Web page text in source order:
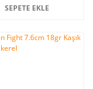
SEPETE EKLE